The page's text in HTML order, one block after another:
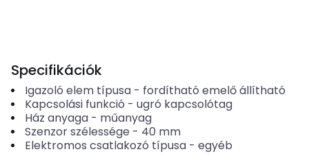
Specifikációk
Igazoló elem típusa- fordítható emelő állítható
Kapcsolási funkció - ugró kapcsolótag
Ház anyaga- műanyag
Szenzor szélessége - 40 mm
Elektromos csatlakozó típusa- egyéb